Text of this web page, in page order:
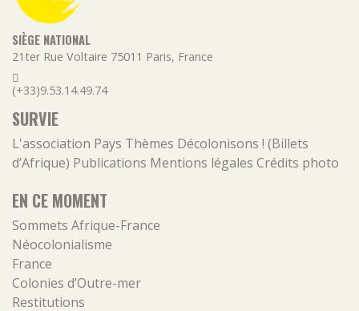
SIÈGE NATIONAL
21ter Rue Voltaire 75011 Paris, France
(+33)9.53.14.49.74
SURVIE
L'association Pays Thèmes Décolonisons ! (Billets
d’Afrique) Publications Mentions légales Crédits photo
EN CE MOMENT
Sommets Afrique-France
Néocolonialisme
France
Colonies d’Outre-mer
Restitutions